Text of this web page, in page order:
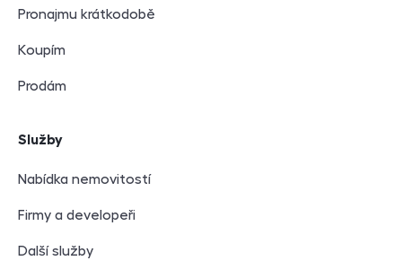
Pronajmu krátkodobě
Koupím
Prodám
Služby
Nabídka nemovitostí
Firmy a developeři
Další služby